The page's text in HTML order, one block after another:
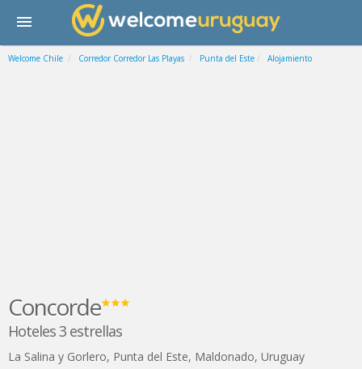
Welcome Chile Corredor Corredor Las Playas Punta del Este Alojamiento
Concorde
Hoteles 3 estrellas
La Salina y Gorlero, Punta del Este, Maldonado, Uruguay